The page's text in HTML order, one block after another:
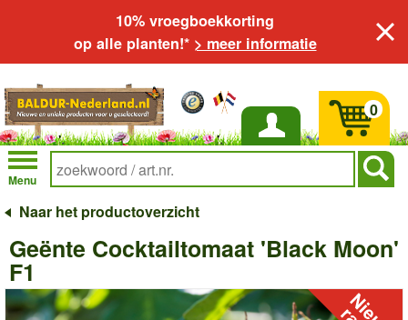
10% vroegboekkorting
op alle planten!* > meer informatie
Inloggen
Menu
0
Naar het productoverzicht
Geënte Cocktailtomaat 'Black Moon'
F1